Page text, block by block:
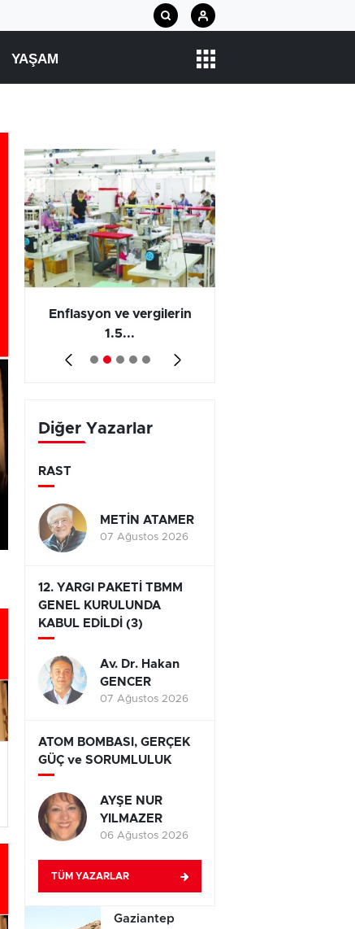
YAŞAM
Enflasyon ve vergilerin
1.5...
Diğer Yazarlar
RAST
METİN ATAMER
07 Ağustos 2026
12. YARGI PAKETİ TBMM
GENEL KURULUNDA
KABUL EDİLDİ (3)
Av. Dr. Hakan
GENCER
07 Ağustos 2026
ATOM BOMBASI, GERÇEK
GÜÇ ve SORUMLULUK
AYŞE NUR
YILMAZER
06 Ağustos 2026
TÜM YAZARLAR
Gaziantep